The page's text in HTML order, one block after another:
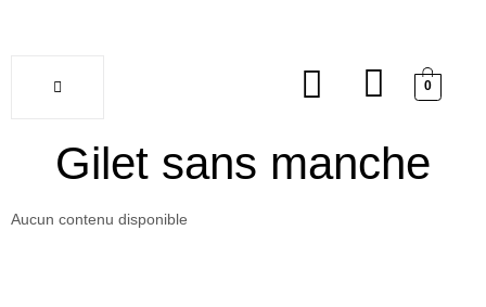
0
Gilet sans manche
Aucun contenu disponible